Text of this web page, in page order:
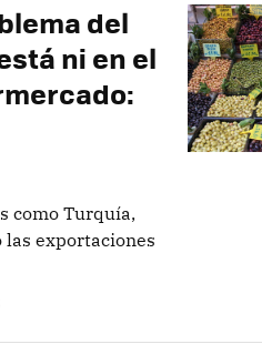
del
ni en el
como Turquía,
exportaciones